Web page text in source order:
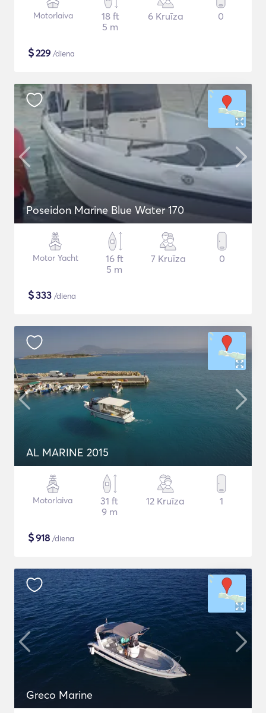
Motorlaiva
18 ft
5 m
6 Kruīza 0
$229 /diena
Poseidon Marine Blue Water 170
Motor Yacht
16 ft
5 m
7 Kruīza 0
$333 /diena
AL MARINE 2015
Motorlaiva
31 ft
9 m
12 Kruīza 1
$918 /diena
Greco Marine